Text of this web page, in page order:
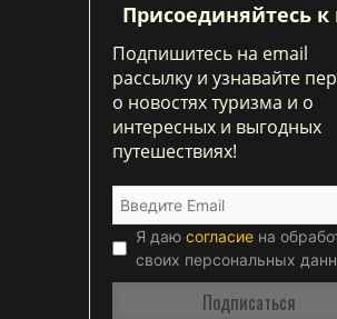
Присоединяйтесь
Подпишитесь на email
рассылку и узнавайте
о новостях туризма и о
интересных и выгодных
путешествиях!
Я даю согласие на
своих персональных